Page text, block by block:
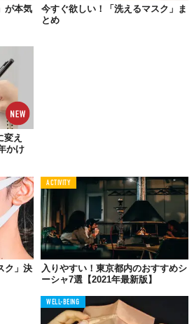
AMOUR（アンダーアーマー）」
いと願う、すべてのアスリートのため
マスク」を6月19日に発売した。
ハウを活かして誕生したこのマスク
全性を最優先に設計。 通気性、フィッ
返し使用可能と、スポーツマスクに求
たまさに待望のマスクだ。
公式サイトにて予約販売したところ 即
といえよう。
が本気
今すぐ欲しい！「洗えるマスク」ま
とめ
変え
かけ
ク」決
ACTIVITY
入りやすい！東京都内のおすすめシ
ーシャ7選【2021年最新版】
WELL-BEING